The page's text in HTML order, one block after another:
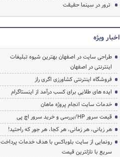
ترور در سینما حقیقت
اخبار ویژه
طراحی سایت در اصفهان بهترین شیوه تبلیغات
اینترنتی در اصفهان
فروشگاه اینترنتی کشاورزی اگری راز
ایده های طلایی برای کسب درآمد از اینستاگرام
خدمات سایت انجام پروژه ماهان
قیمت سرور HP/بررسی و خرید سرور اچ پی
هر زبانی، هر زمانی، هر کجا، هر جور که راحتید!
رونمایی از سایت بلوباکس با هدف خدمات پرداخت
سریع با نازلترین قیمت